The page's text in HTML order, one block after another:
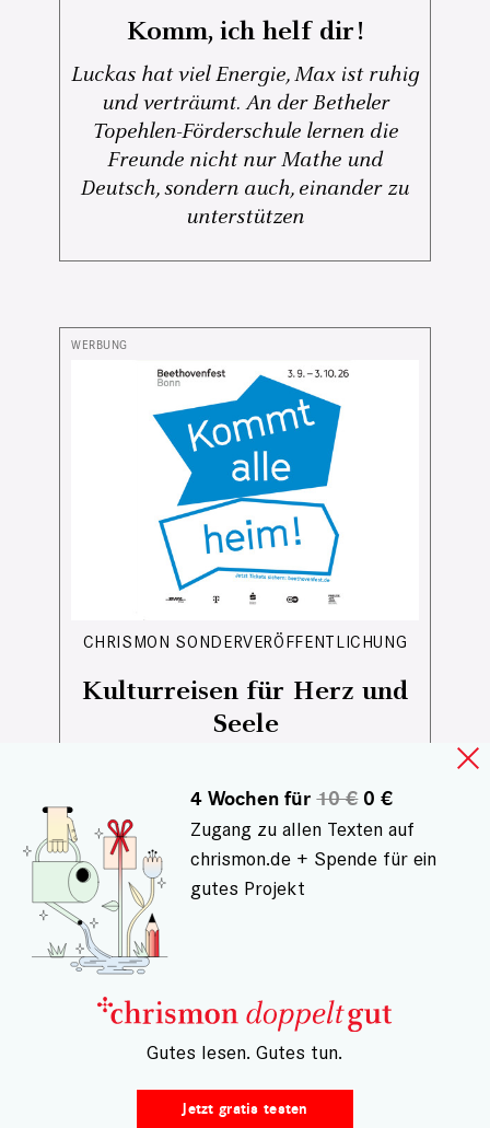
Komm, ich helf dir!
Luckas hat viel Energie, Max ist ruhig
und verträumt. An der Betheler
Topehlen-Förderschule lernen die
Freunde nicht nur Mathe und
Deutsch, sondern auch, einander zu
unterstützen
CHRISMON SONDERVERÖFFENTLICHUNG
Kulturreisen für Herz und
Seele
über indigene Perspektiven auf
Amazonien bis zu großen
Musikfestivals und besonderen
Kulturreisen: Diese Tipps laden dazu
ein, Kultur bewusst zu erleben – nah
und fern, neugierig und offen.
4 Wochen für10 €0 €
Zugang zu allen Texten auf
chrismon.de + Spende für ein
gutes Projekt
– Gutes lesen. Gutes tun.
Jetzt gratis testen